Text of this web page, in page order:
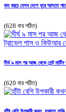
কম খরচে যেসব দেশে ঘুরে আসতে
(628 বার পঠিত)
দীর্ঘ ৯ মাস পর আজ থেকে সেন্ট
(620 বার পঠিত)